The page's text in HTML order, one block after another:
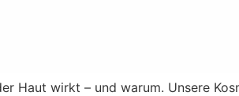
Haut wirkt – und warum. Unsere